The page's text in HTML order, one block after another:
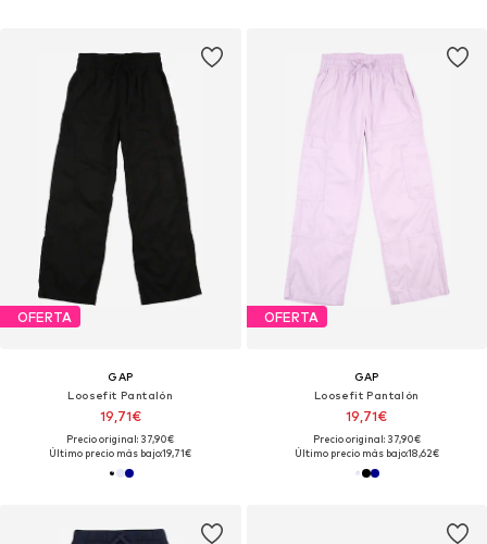
OFERTA
GAP
Loosefit Pantalón
19,71€
Precio original: 37,90€
Último precio más bajo:19,71€
OFERTA
GAP
Loosefit Pantalón
19,71€
Precio original: 37,90€
Último precio más bajo:18,62€